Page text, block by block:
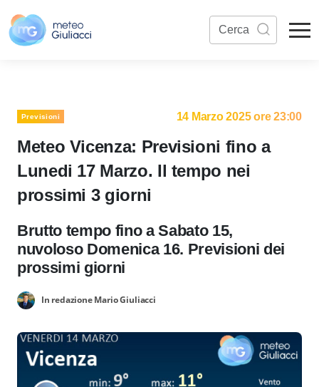
Previsioni 14 Marzo 2025 ore 23:00
Meteo Vicenza: Previsioni fino a
Lunedi 17 Marzo. Il tempo nei
prossimi 3 giorni
Brutto tempo fino a Sabato 15,
nuvoloso Domenica 16. Previsioni dei
prossimi giorni
In redazione Mario Giuliacci